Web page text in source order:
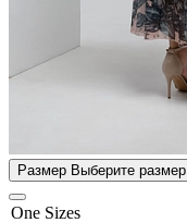
Размер Выберите размер
One Sizes